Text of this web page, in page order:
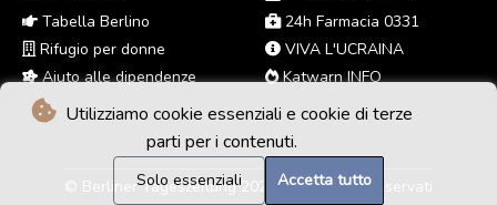
Utilizziamo cookie essenziali e cookie di terze
parti per i contenuti.
Solo essenziali Accetta tutto
Tabella Berlino
Rifugio per donne
Aiuto alle dipendenze
24h Farmacia 0331
VIVA L'UCRAINA
Katwarn INFO
© Berliner Tageszeitung 2026 - Tutti i diritti riservati